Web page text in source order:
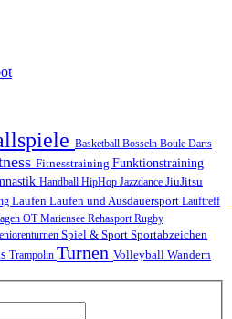
Basketball Bosseln Boule Darts
Fitnesstraining Funktionstraining
Handball HipHop Jazzdance JiuJitsu
Laufen Laufen und Ausdauersport Lauftreff
OT Mariensee RehasportRugby
Spiel & Sport Sportabzeichen
Trampolin Turnen Volleyball Wandern